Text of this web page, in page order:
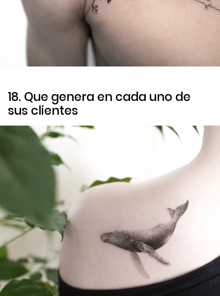
18. Que genera en cada uno de
sus clientes